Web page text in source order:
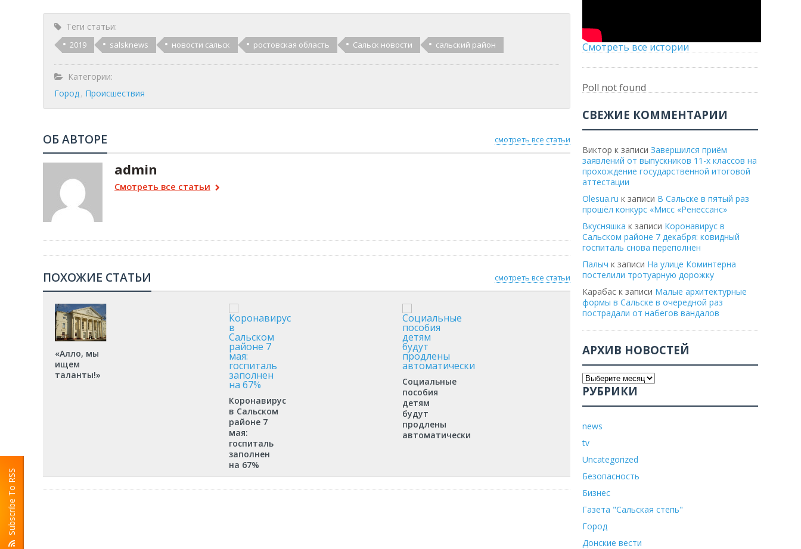
Subscribe To RSS
Теги статьи:
2019 salsknews новости сальск ростовская область Сальск новости сальский район
Категории:
Город
Происшествия
смотреть все статьи
ОБ АВТОРЕ
admin
Смотреть все статьи
смотреть все статьи
ПОХОЖИЕ СТАТЬИ
«Алло, мы
ищем
таланты!»
Коронавирус
в Сальском
районе 7
мая:
госпиталь
заполнен
на 67%
Социальные
пособия
детям
будут
продлены
автоматически
Смотреть все истории
Poll not found
СВЕЖИЕ КОММЕНТАРИИ
Виктор к записи Завершился приём
заявлений от выпускников 11-х классов на
прохождение государственной итоговой
аттестации
Olesua.ru к записи В Сальске в пятый раз
прошёл конкурс «Мисс «Ренессанс»
Вкусняшка к записи Коронавирус в
Сальском районе 7 декабря: ковидный
госпиталь снова переполнен
Палыч к записи На улице Коминтерна
постелили тротуарную дорожку
Карабас к записи Малые архитектурные
формы в Сальске в очередной раз
пострадали от набегов вандалов
АРХИВ НОВОСТЕЙ
РУБРИКИ
news
tv
Uncategorized
Безопасность
Бизнес
Газета "Сальская степь"
Город
Донские вести